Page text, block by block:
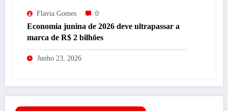
Flavia Gomes 0
Economia junina de 2026 deve ultrapassar a
marca de R$ 2 bilhões
Junho 23, 2026